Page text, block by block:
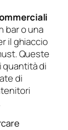
bar o una
il ghiaccio
Queste
quantità di
di